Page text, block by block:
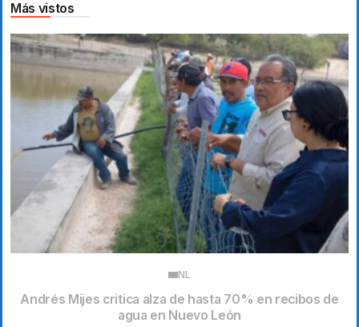
Más vistos
NL
Andrés Mijes critica alza de hasta 70% en recibos de
agua en Nuevo León